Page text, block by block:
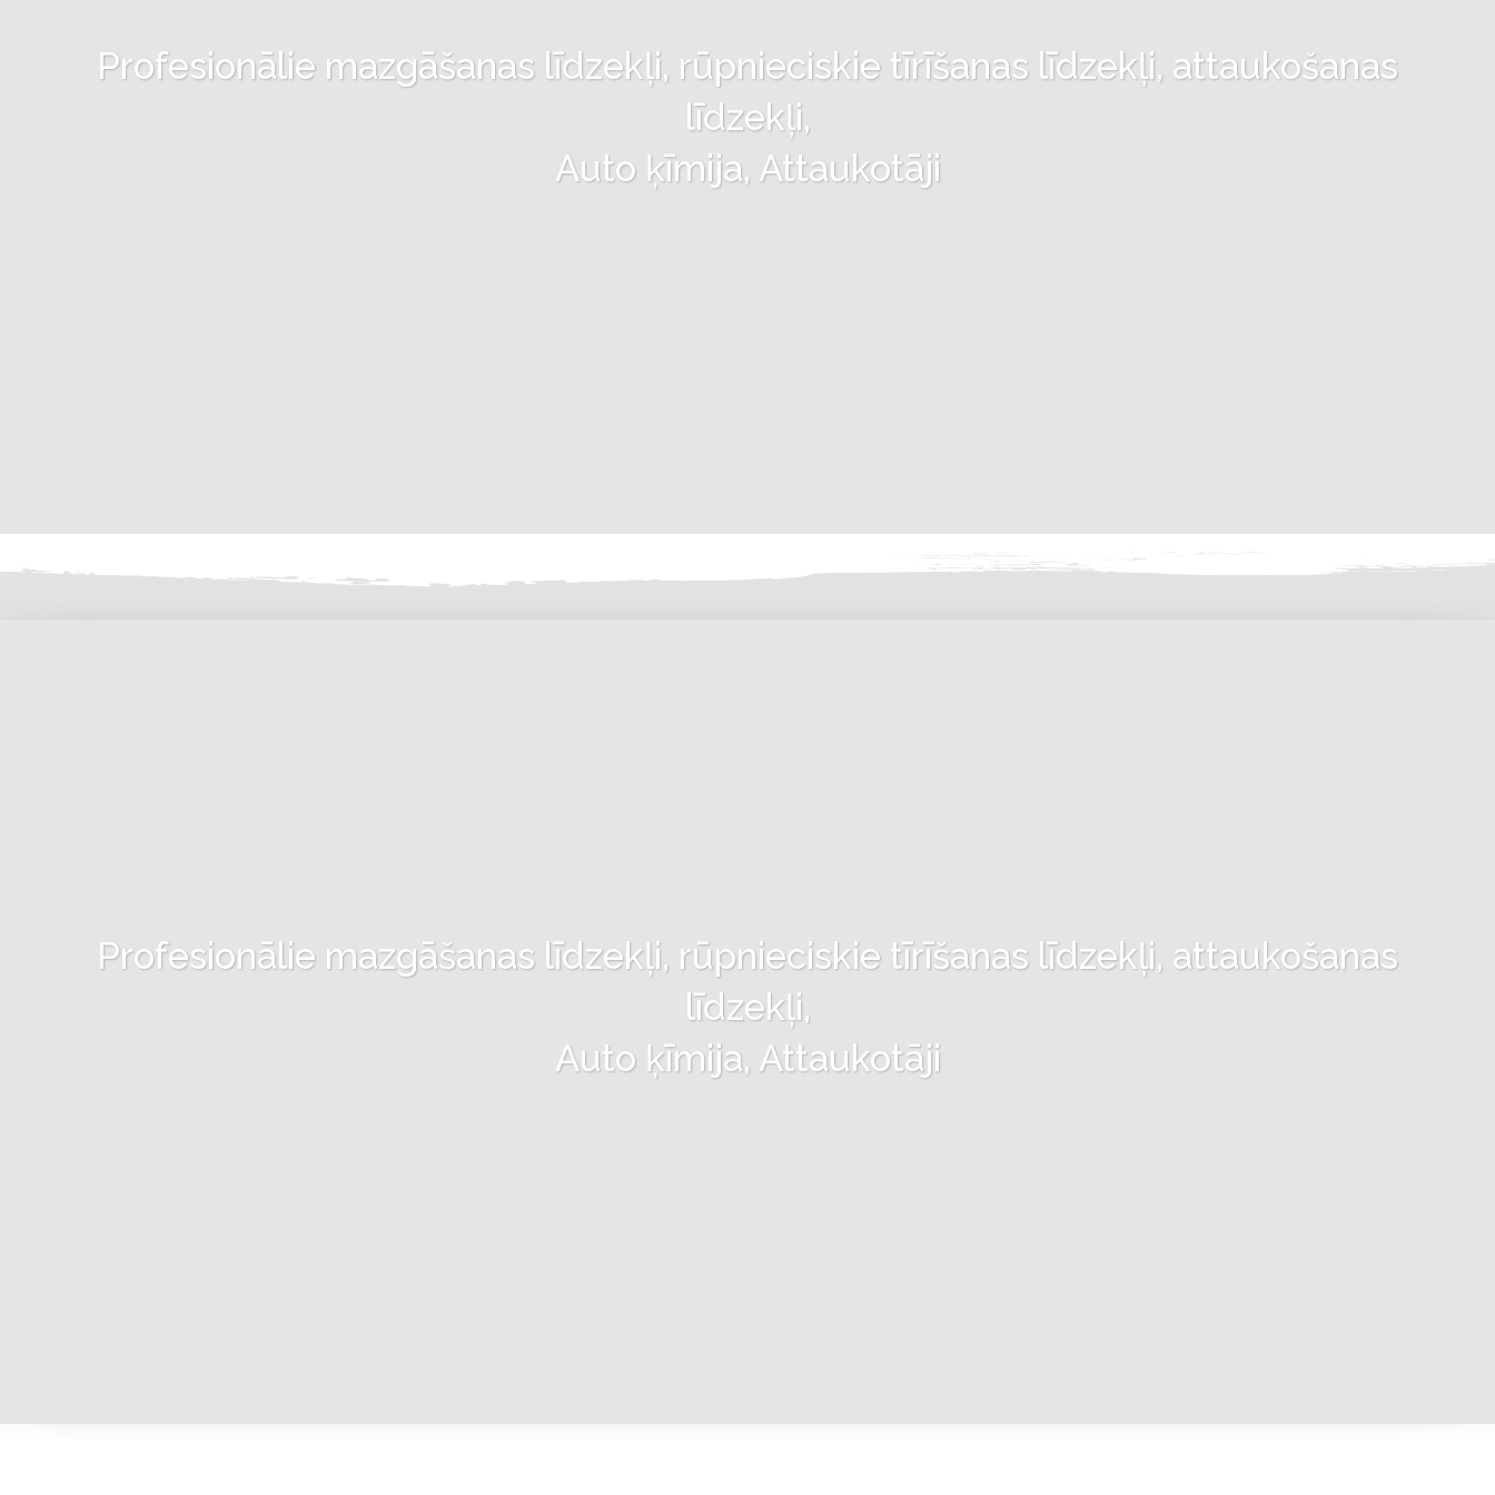
Profesionālie mazgāšanas līdzekļi, rūpnieciskie tīrīšanas līdzekļi, attaukošanas
līdzekļi,
Auto ķīmija, Attaukotāji
Profesionālie mazgāšanas līdzekļi, rūpnieciskie tīrīšanas līdzekļi, attaukošanas
līdzekļi,
Auto ķīmija, Attaukotāji